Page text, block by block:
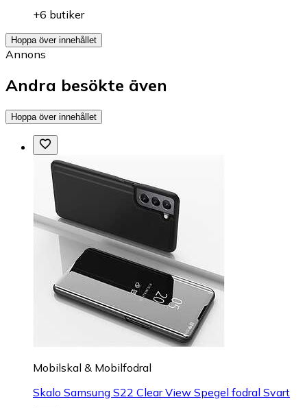
+6 butiker
Hoppa över innehållet
Annons
Andra besökte även
Hoppa över innehållet
Mobilskal & Mobilfodral
Skalo Samsung S22 Clear View Spegel fodral Svart